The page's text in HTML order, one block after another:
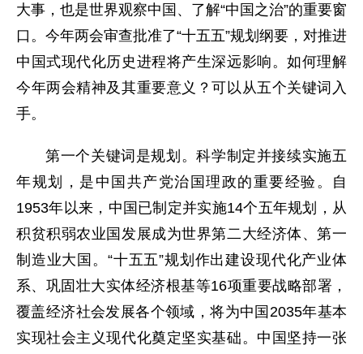
大事，也是世界观察中国、了解“中国之治”的重要窗
口。今年两会审查批准了“十五五”规划纲要，对推进
中国式现代化历史进程将产生深远影响。如何理解
今年两会精神及其重要意义？可以从五个关键词入
手。
第一个关键词是规划。科学制定并接续实施五
年规划，是中国共产党治国理政的重要经验。自
1953年以来，中国已制定并实施14个五年规划，从
积贫积弱农业国发展成为世界第二大经济体、第一
制造业大国。“十五五”规划作出建设现代化产业体
系、巩固壮大实体经济根基等16项重要战略部署，
覆盖经济社会发展各个领域，将为中国2035年基本
实现社会主义现代化奠定坚实基础。中国坚持一张